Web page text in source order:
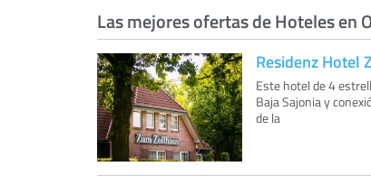
Las mejores ofertas de Hoteles
Residenz Hotel
Este hotel de 4
Baja Sajonia y
de la